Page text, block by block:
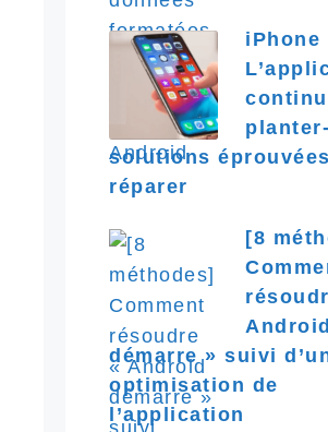
iPhone
solutions
réparer
[8
Android
démarre » suivi
optimisation de
l’application